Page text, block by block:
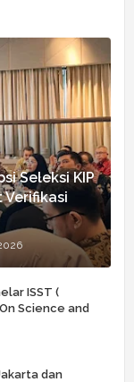
Seleksi KIP
Verifikasi
ISST (
Science and
dan